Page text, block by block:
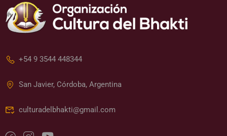
+54 9 3544 448344
San Javier, Córdoba, Argentina
culturadelbhakti@gmail.com